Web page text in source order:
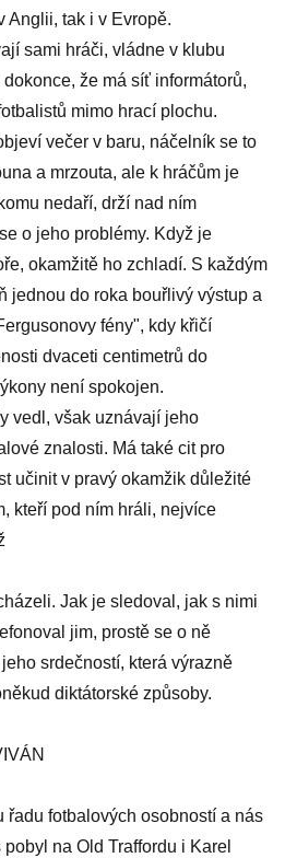
Anglii, tak i v Evropě.
sami hráči, vládne v klubu
že má síť informátorů,
mimo hrací plochu.
večer v baru, náčelník se to
a mrzouta, ale k hráčům je
nedaří, drží nad ním
o jeho problémy. Když je
okamžitě ho zchladí. S každým
jednou do roka bouřlivý výstup a
fény", kdy křičí
dvaceti centimetrů do
není spokojen.
vedl, však uznávají jeho
znalosti. Má také cit pro
učinit v pravý okamžik důležité
kteří pod ním hráli, nejvíce
Jak je sledoval, jak s nimi
jim, prostě se o ně
srdečností, která výrazně
diktátorské způsoby.
řadu fotbalových osobností a nás
na Old Traffordu i Karel